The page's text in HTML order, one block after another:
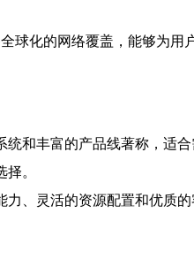
球化的网络覆盖，能够为用
和丰富的产品线著称，适
。
、灵活的资源配置和优质